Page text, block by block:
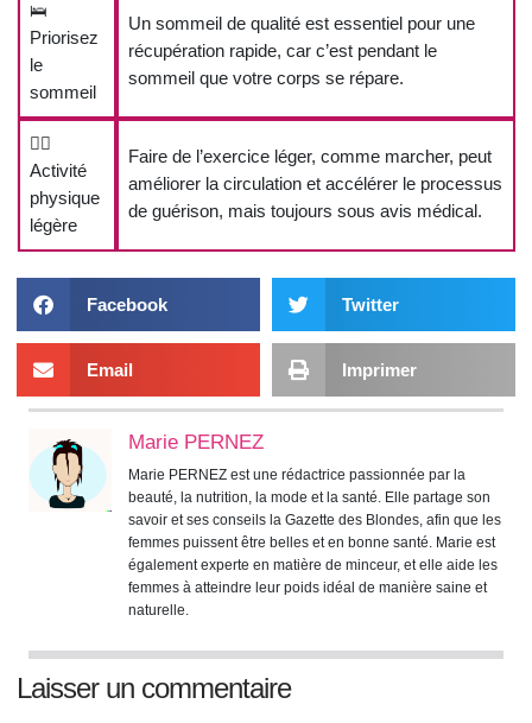
🛌
Priorisez
le
sommeil
Un sommeil de qualité est essentiel pour une
récupération rapide, car c’est pendant le
sommeil que votre corps se répare.
🚶‍♂️
Activité
physique
légère
Faire de l’exercice léger, comme marcher, peut
améliorer la circulation et accélérer le processus
de guérison, mais toujours sous avis médical.
Facebook Twitter
Email Imprimer
Marie PERNEZ
Marie PERNEZ est une rédactrice passionnée par la
beauté, la nutrition, la mode et la santé. Elle partage son
savoir et ses conseils la Gazette des Blondes, afin que les
femmes puissent être belles et en bonne santé. Marie est
également experte en matière de minceur, et elle aide les
femmes à atteindre leur poids idéal de manière saine et
naturelle.
Laisser un commentaire